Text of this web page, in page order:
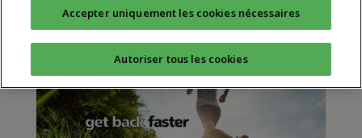
Rééduca Paris|Mai 28, 2016|Matériel &
Technologie|0 commentaires
Accepter uniquement les cookies nécessaires
Autoriser tous les cookies